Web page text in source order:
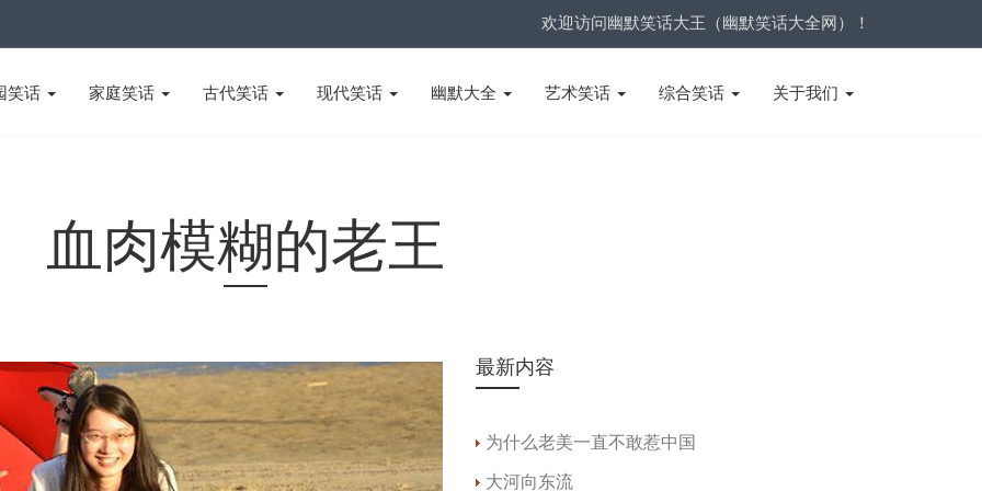
欢迎访问幽默笑话大王（幽默笑话大全网）！
笑话 家庭笑话 古代笑话 现代笑话 幽默大全 艺术笑话 综合笑话 关于我们
血肉模糊的老王
最新内容
为什么老美一直不敢惹中国
大河向东流